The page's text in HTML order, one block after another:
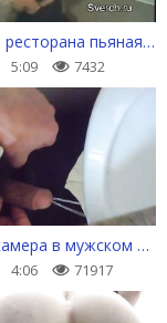
В туалете ресторана пьяная девка минетит
5:09 7432
Скрытая камера в мужском сортире
4:06 71917